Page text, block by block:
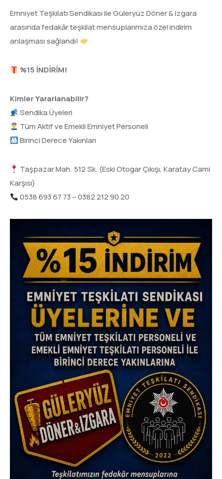
Emniyet Teşkilatı Sendikası ile Güleryüz Döner & Izgara
arasında fedakâr teşkilat mensuplarımıza özel indirim
anlaşması sağlandı!
%15 İNDİRİM!
Kimler Yararlanabilir?
Sendika Üyeleri
Tüm Aktif ve Emekli Emniyet Personeli
Birinci Derece Yakınları
Taşpazar Mah. 512 Sk. (Eski Otogar Çıkışı, Karatay Cami
Karşısı)
0538 693 67 73 – 0382 212 90 20